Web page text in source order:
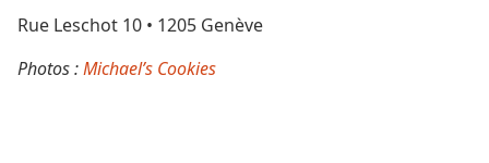
Rue Leschot 10 • 1205 Genève
Photos :Michael’s Cookies